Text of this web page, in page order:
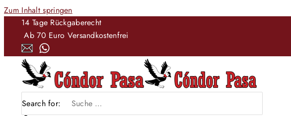
Zum Inhalt springen
14 Tage Rückgaberecht
Ab 70 Euro Versandkostenfrei
Search for: